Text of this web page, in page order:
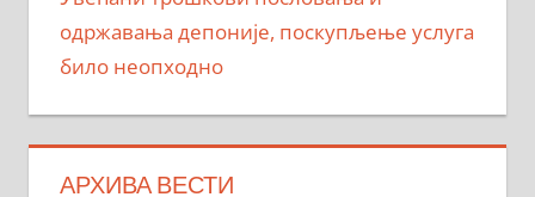
одржавања депоније, поскупљење услуга
било неопходно
АРХИВА ВЕСТИ